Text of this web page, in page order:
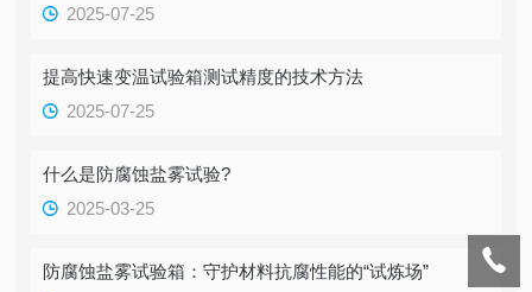
2025-07-25
提高快速变温试验箱测试精度的技术方法
2025-07-25
什么是防腐蚀盐雾试验?
2025-03-25
防腐蚀盐雾试验箱：守护材料抗腐性能的“试炼场”